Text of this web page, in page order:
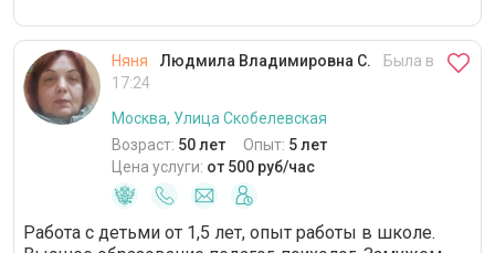
Няня Людмила Владимировна С.
Была в
17:24
Москва, Улица Скобелевская
Возраст: 50 лет Опыт: 5 лет
Цена услуги: от 500 руб/час
Работа с детьми от 1,5 лет, опыт работы в школе.